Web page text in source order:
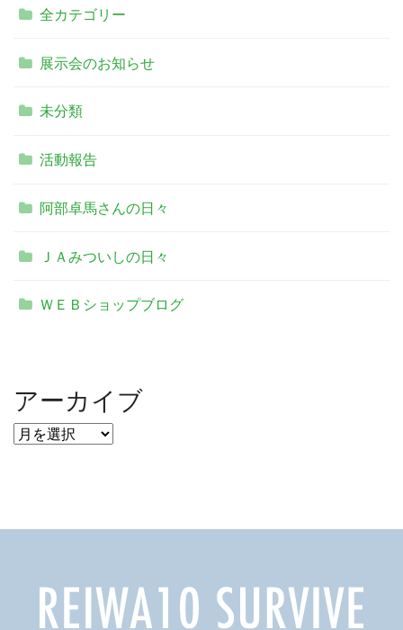
全カテゴリー
展示会のお知らせ
未分類
活動報告
阿部卓馬さんの日々
ＪＡみついしの日々
ＷＥＢショップブログ
アーカイブ
ア